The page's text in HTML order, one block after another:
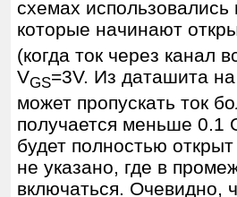
схемах
которые начинают
(когда ток через канал
VGS=3V. Из даташита
может пропускать ток
получается меньше 0.1
будет полностью
не указано, где в
включаться. Очевидно,
потребляющие значительный ток(3) .
Примечания:
(1) Эти варианты показаны на схеме как
вариант подачи питания.
(2) Хотя предохранитель PolySwitch™ на
срабатывания 2.2A.
(3) Справедливо как минимум для случая
через самовосстанавливающийся
предохранители заменены на 0 Ом
Независимо от выбраненного способа
для обратной связи со схемой
выхода порта GPIO4.
Использование GPIO4 для входа и